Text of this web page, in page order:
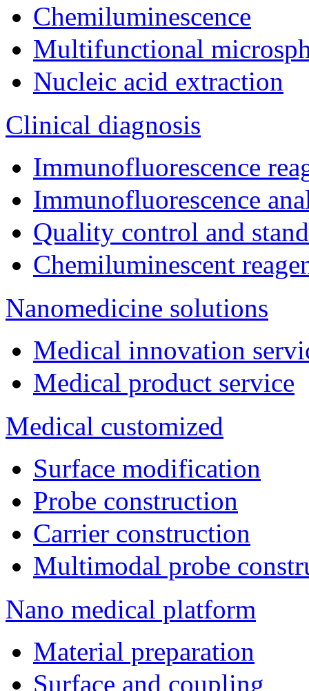
Chemiluminescence
Multifunctional
Nucleic acid extraction
Clinical diagnosis
Immunofluorescence
Immunofluorescence
Quality control and
Chemiluminescent
Nanomedicine solutions
Medical innovation
Medical product service
Medical customized
Surface modification
Probe construction
Carrier construction
Multimodal probe
Nano medical platform
Material preparation
Surface and coupling